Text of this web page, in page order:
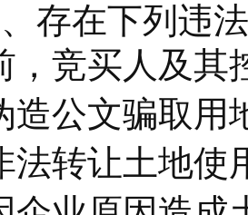
在下列违法
，竞买人及其
文骗取用地
让土地使